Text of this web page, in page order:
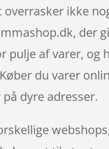
overrasker ikke
der
pulje af varer,
du varer
dyre adresser.